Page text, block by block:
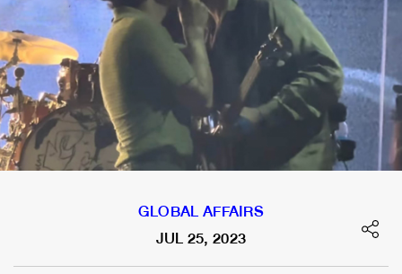
GLOBAL AFFAIRS
JUL 25, 2023